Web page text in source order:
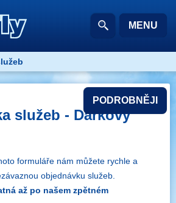
MENU
PODROBNĚJI
služeb - Dárkový
formuláře nám můžete rychle a
objednávku služeb.
až po našem zpětném